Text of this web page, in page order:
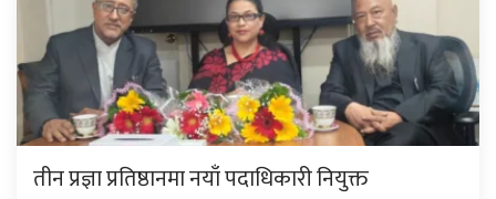
तीन प्रज्ञा प्रतिष्ठानमा नयाँ पदाधिकारी नियुक्त